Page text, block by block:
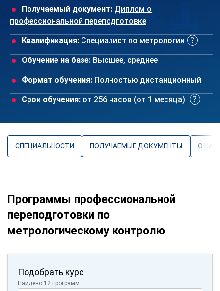
Получаемый документ: Диплом о
профессиональной переподготовке
Квалификация: Специалист по метрологии
Обучение на базе: Высшее, среднее
Формат обучения: Полностью дистанционный
Срок обучения: от 256 часов (от 1 месяца)
СПЕЦИАЛЬНОСТИ ПОЛУЧАЕМЫЕ ДОКУМЕНТЫ О
Программы профессиональной
переподготовки по
метрологическому контролю
Подобрать курс
Найдено 12 программ